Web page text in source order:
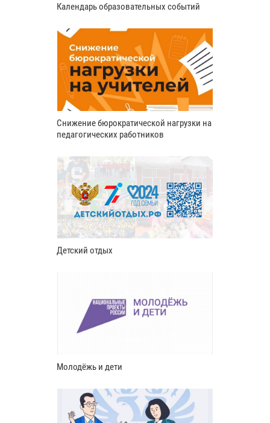
Календарь образовательных событий
Снижение бюрократической нагрузки на
педагогических работников
Детский отдых
Молодёжь и дети